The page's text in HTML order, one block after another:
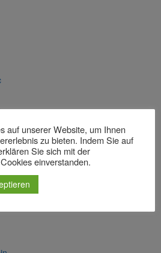
auf unserer Website, um Ihnen
zu bieten. Indem Sie auf
Sie sich mit der
einverstanden.